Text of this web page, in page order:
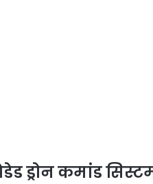
ड्रोन कमांड